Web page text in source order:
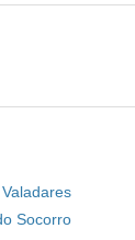
Socorro